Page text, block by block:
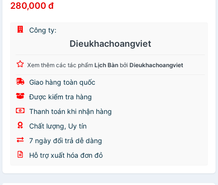
280,000 đ
Công ty:
Dieukhachoangviet
Xem thêm các tác phẩm Lịch Bàn bởi Dieukhachoangviet
Giao hàng toàn quốc
Được kiểm tra hàng
Thanh toán khi nhận hàng
Chất lượng, Uy tín
7 ngày đổi trả dễ dàng
Hỗ trợ xuất hóa đơn đỏ